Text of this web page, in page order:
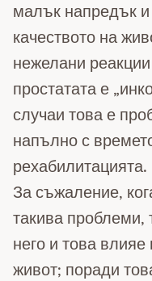
малък напредък
качеството на
нежелани
простатата е
случаи това е
напълно с
рехабилитацията.
За съжаление,
такива проблеми,
него и това
живот; поради